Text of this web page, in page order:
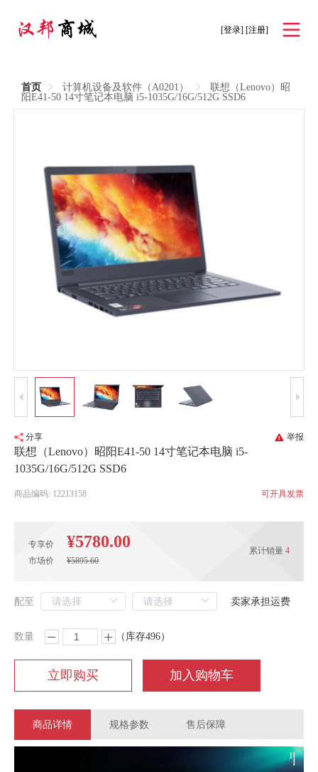
[登录] [注册]
首页 计算机设备及软件（A0201）
联想（Lenovo）昭
阳E41-50 14寸笔记本电脑 i5-1035G/16G/512G SSD6
分享 举报
联想（Lenovo）昭阳E41-50 14寸笔记本电脑 i5-
1035G/16G/512G SSD6
商品编码: 12213158 可开具发票
专享价 ¥5780.00
市场价 ¥5895.60
累计销量 4
配至 卖家承担运费
数量 （库存496）
立即购买 加入购物车
商品详情 规格参数 售后保障